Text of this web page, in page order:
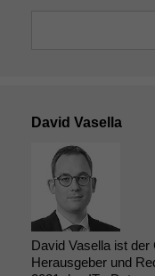
David Vasella
David Vasella ist
Herausgeber und